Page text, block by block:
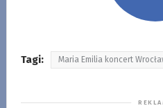
Tagi: Maria Emilia koncert